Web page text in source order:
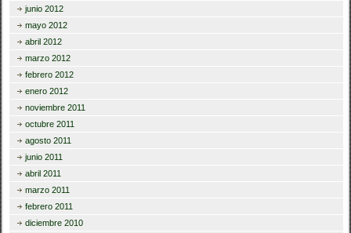
junio 2012
mayo 2012
abril 2012
marzo 2012
febrero 2012
enero 2012
noviembre 2011
octubre 2011
agosto 2011
junio 2011
abril 2011
marzo 2011
febrero 2011
diciembre 2010